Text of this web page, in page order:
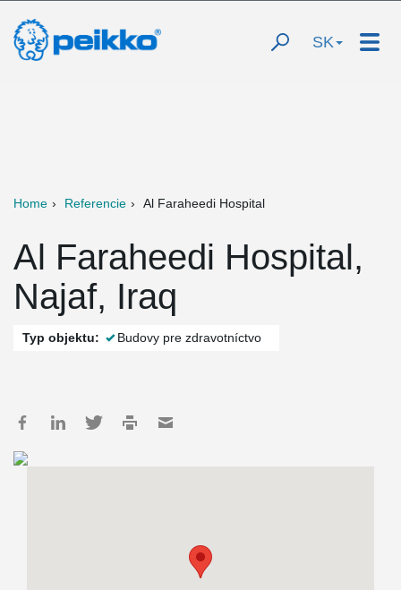
SK
Home Referencie Al Faraheedi Hospital
Al Faraheedi Hospital,
Najaf, Iraq
Typ objektu: Budovy pre zdravotníctvo